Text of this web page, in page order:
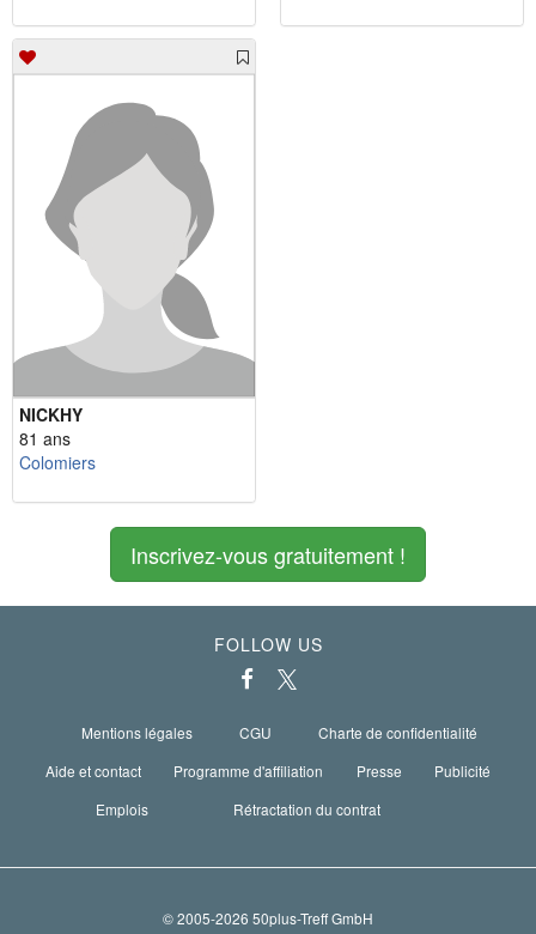
NICKHY
81 ans
Colomiers
Inscrivez-vous gratuitement !
FOLLOW US
Mentions légales CGU
Charte de confidentialité
Aide et contact
Programme d'affiliation Presse
Publicité
Emplois
Rétractation du contrat
© 2005-2026 50plus-Treff GmbH